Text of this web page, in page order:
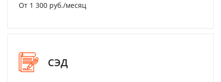
От 1 300 руб./месяц
СЭД